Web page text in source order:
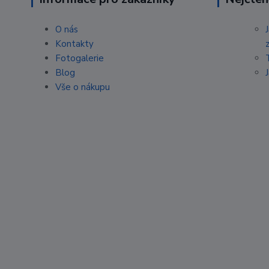
O nás
Kontakty
Fotogalerie
Blog
Vše o nákupu